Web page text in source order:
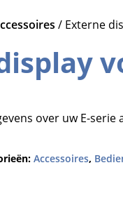
/ Externe
over uw E-serie
Accessoires,